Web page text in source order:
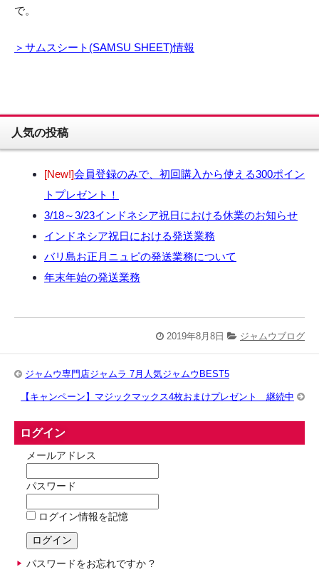
で。
＞サムスシート(SAMSU SHEET)情報
人気の投稿
[New!]会員登録のみで、初回購入から使える300ポイン
トプレゼント！
3/18～3/23インドネシア祝日における休業のお知らせ
インドネシア祝日における発送業務
バリ島お正月ニュピの発送業務について
年末年始の発送業務
2019年8月8日 ジャムウブログ
ジャムウ専門店ジャムラ 7月人気ジャムウBEST5
【キャンペーン】マジックマックス4枚おまけプレゼント 継続中
ログイン
メールアドレス
パスワード
ログイン情報を記憶
パスワードをお忘れですか ?